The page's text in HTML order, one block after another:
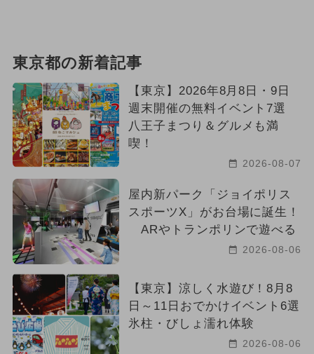
東京都の新着記事
【東京】2026年8月8日・9日
週末開催の無料イベント7選
八王子まつり＆グルメも満
喫！
2026-08-07
屋内新パーク「ジョイポリス
スポーツX」がお台場に誕生！
ARやトランポリンで遊べる
2026-08-06
【東京】涼しく水遊び！8月8
日～11日おでかけイベント6選
氷柱・びしょ濡れ体験
2026-08-06